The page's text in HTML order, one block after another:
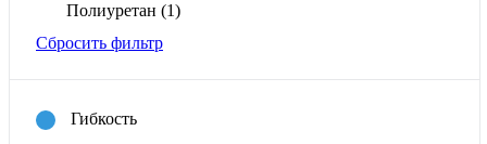
Полиуретан (1)
Сбросить фильтр
Гибкость